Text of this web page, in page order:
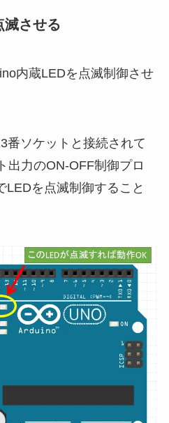
させる
内蔵LEDを点滅制御させ
番ソケットと接続されて
出力のON-OFF制御プロ
LEDを点滅制御すること